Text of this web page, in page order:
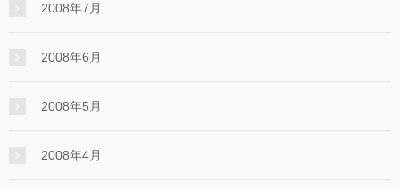
2008年7月
2008年6月
2008年5月
2008年4月